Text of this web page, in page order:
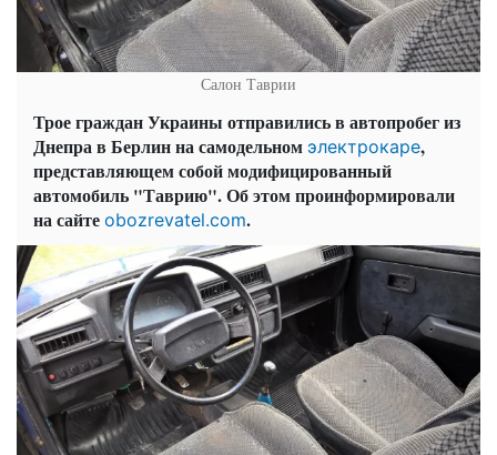
Салон Таврии
Трое граждан Украины отправились в автопробег из
Днепра в Берлин на самодельном электрокаре,
представляющем собой модифицированный
автомобиль "Таврию". Об этом проинформировали
на сайте obozrevatel.com.